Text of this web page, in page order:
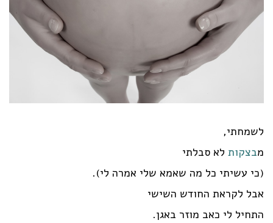
לשמחתי,
מבצקות לא סבלתי
(כי עשיתי כל מה שאמא שלי אמרה לי).
אבל לקראת החודש השישי
התחיל לי כאב מוזר באגן.